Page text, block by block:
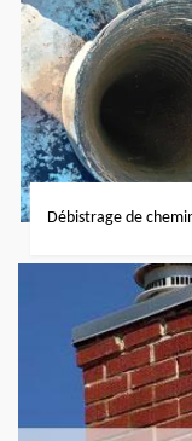
Débistrage de